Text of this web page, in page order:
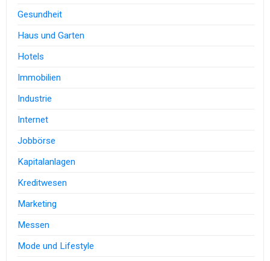
Gesundheit
Haus und Garten
Hotels
Immobilien
Industrie
Internet
Jobbörse
Kapitalanlagen
Kreditwesen
Marketing
Messen
Mode und Lifestyle